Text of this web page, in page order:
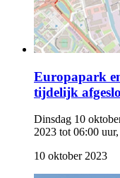
Europapark
tijdelijk
Dinsdag 10
2023 tot 06:00
10 oktober 2023